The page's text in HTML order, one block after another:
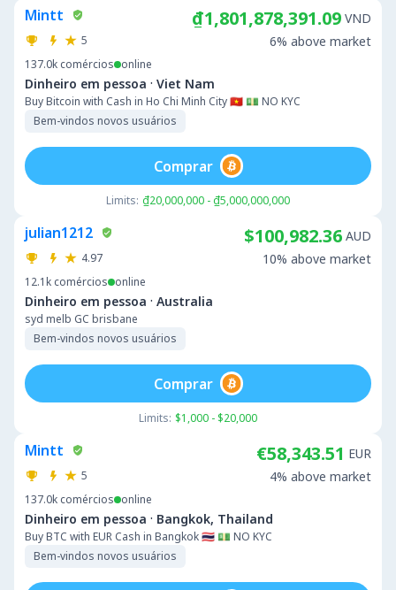
Mintt
5
137.0k comércios online
Dinheiro em pessoa · Viet Nam
Buy Bitcoin with Cash in Ho Chi Minh City 🇻🇳 💵 NO KYC
Bem-vindos novos usuários
₫1,801,878,391.09 VND
6% above market
Limits: ₫20,000,000 - ₫5,000,000,000
Comprar
julian1212
4.97
12.1k comércios online
Dinheiro em pessoa · Australia
syd melb GC brisbane
Bem-vindos novos usuários
$100,982.36 AUD
10% above market
Limits: $1,000 - $20,000
Comprar
Mintt
5
137.0k comércios online
Dinheiro em pessoa · Bangkok, Thailand
Buy BTC with EUR Cash in Bangkok 🇹🇭 💵 NO KYC
Bem-vindos novos usuários
€58,343.51 EUR
4% above market